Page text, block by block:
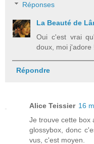
Réponses
La Beauté de
Oui c'est vrai
doux, moi j'adore
Répondre
Alice Teissier 16
Je trouve cette box
glossybox, donc
vus, c'est moyen.